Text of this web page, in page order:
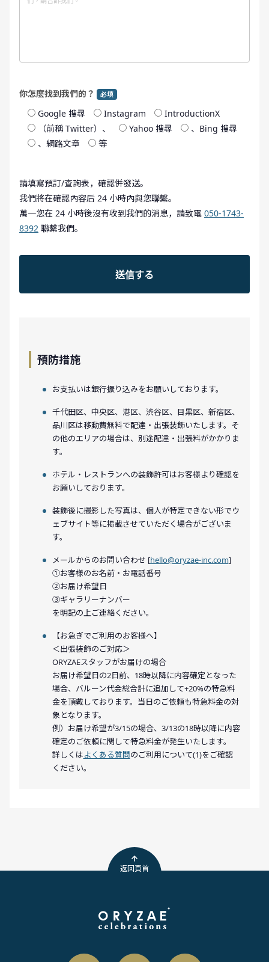
你怎麼找到我們的？ 必填
Google 搜尋 Instagram
IntroductionX
（前稱 Twitter）、
Yahoo 搜尋
、Bing 搜尋
、網路文章
等
請填寫預訂/查詢表，確認併發送。
我們將在確認內容后 24 小時內與您聯繫。
萬一您在 24 小時後沒有收到我們的消息，請致電 050-1743-
8392 聯繫我們。
預防措施
お支払いは銀行振り込みをお願いしております。
千代田区、中央区、港区、渋谷区、目黒区、新宿区、
品川区は移動費無料で配達・出張装飾いたします。そ
の他のエリアの場合は、別途配達・出張料がかかりま
す。
ホテル・レストランへの装飾許可はお客様より確認を
お願いしております。
装飾後に撮影した写真は、個人が特定できない形でウ
ェブサイト等に掲載させていただく場合がございま
す。
メールからのお問い合わせ [hello@oryzae-inc.com]
①お客様のお名前・お電話番号
②お届け希望日
③ギャラリーナンバー
を明記の上ご連絡ください。
【お急ぎでご利用のお客様へ】
＜出張装飾のご対応＞
ORYZAEスタッフがお届けの場合
お届け希望日の2日前、18時以降に内容確定となった
場合、バルーン代金総合計に追加して+20%の特急料
金を頂戴しております。当日のご依頼も特急料金の対
象となります。
例）お届け希望が3/15の場合、3/13の18時以降に内容
確定のご依頼に関して特急料金が発生いたします。
詳しくはよくある質問のご利用について(1)をご確認
ください。
返回頁首